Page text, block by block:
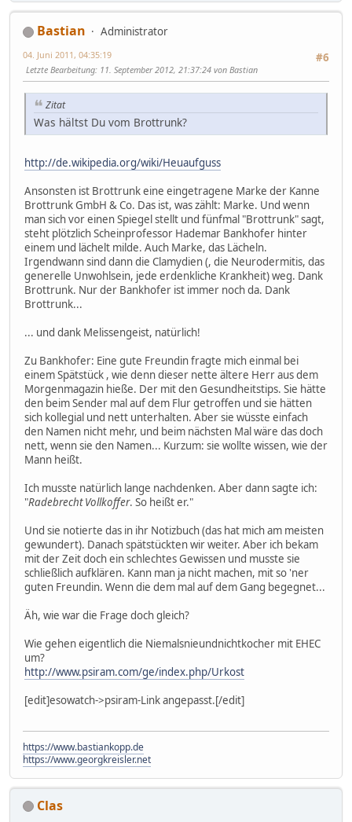
Bastian
Administrator
#6
04. Juni 2011, 04:35:19
Letzte Bearbeitung: 11. September 2012, 21:37:24 von Bastian
Zitat
Was hältst Du vom Brottrunk?
http://de.wikipedia.org/wiki/Heuaufguss
Ansonsten ist Brottrunk eine eingetragene Marke der Kanne
Brottrunk GmbH & Co. Das ist, was zählt: Marke. Und wenn
man sich vor einen Spiegel stellt und fünfmal "Brottrunk" sagt,
steht plötzlich Scheinprofessor Hademar Bankhofer hinter
einem und lächelt milde. Auch Marke, das Lächeln.
Irgendwann sind dann die Clamydien (, die Neurodermitis, das
generelle Unwohlsein, jede erdenkliche Krankheit) weg. Dank
Brottrunk. Nur der Bankhofer ist immer noch da. Dank
Brottrunk...
... und dank Melissengeist, natürlich!
Zu Bankhofer: Eine gute Freundin fragte mich einmal bei
einem Spätstück , wie denn dieser nette ältere Herr aus dem
Morgenmagazin hieße. Der mit den Gesundheitstips. Sie hätte
den beim Sender mal auf dem Flur getroffen und sie hätten
sich kollegial und nett unterhalten. Aber sie wüsste einfach
den Namen nicht mehr, und beim nächsten Mal wäre das doch
nett, wenn sie den Namen... Kurzum: sie wollte wissen, wie der
Mann heißt.
Ich musste natürlich lange nachdenken. Aber dann sagte ich:
"Radebrecht Vollkoffer. So heißt er."
Und sie notierte das in ihr Notizbuch (das hat mich am meisten
gewundert). Danach spätstückten wir weiter. Aber ich bekam
mit der Zeit doch ein schlechtes Gewissen und musste sie
schließlich aufklären. Kann man ja nicht machen, mit so 'ner
guten Freundin. Wenn die dem mal auf dem Gang begegnet...
Äh, wie war die Frage doch gleich?
Wie gehen eigentlich die Niemalsnieundnichtkocher mit EHEC
um?
http://www.psiram.com/ge/index.php/Urkost
[edit]esowatch->psiram-Link angepasst.[/edit]
https://www.bastiankopp.de
https://www.georgkreisler.net
Clas